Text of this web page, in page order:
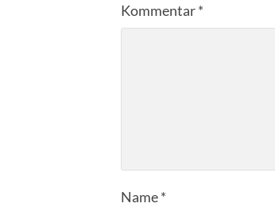
Kommentar*
Name*